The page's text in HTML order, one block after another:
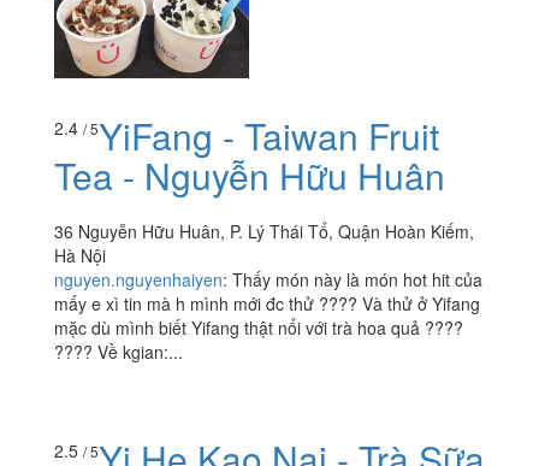
2.4 / 5YiFang - Taiwan Fruit
Tea - Nguyễn Hữu Huân
36 Nguyễn Hữu Huân, P. Lý Thái Tổ, Quận Hoàn Kiếm,
Hà Nội
nguyen.nguyenhaiyen: Thấy món này là món hot hit của
mấy e xì tin mà h mình mới đc thử ???? Và thử ở Yifang
mặc dù mình biết Yifang thật nổi với trà hoa quả ????
???? Về kgian:...